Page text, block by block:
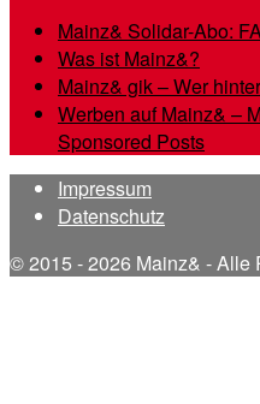
Mainz& Solidar-Abo:
Was ist Mainz&?
Mainz& gik – Wer
Werben auf Mainz& –
Sponsored Posts
Impressum
Datenschutz
© 2015 - 2026 Mainz& - Alle